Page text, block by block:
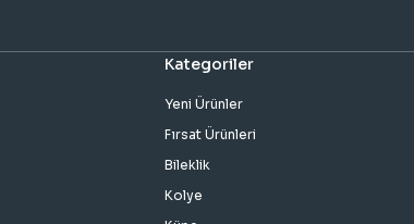
Kategoriler
Yeni Ürünler
Fırsat Ürünleri
Bileklik
Kolye